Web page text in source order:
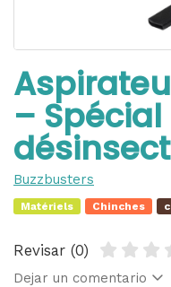
– Spécial
Buzzbusters
Matériels Chinches
Revisar (0)
Dejar un comentario